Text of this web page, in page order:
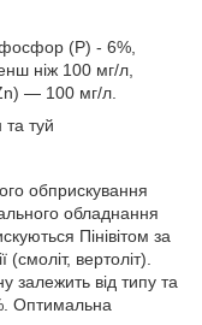
фосфор (Р) - 6%,
ніж 100 мг/л,
— 100 мг/л.
туй
обприскування
обладнання
Пінівітом за
(смоліт, вертоліт).
залежить від типу та
Оптимальна